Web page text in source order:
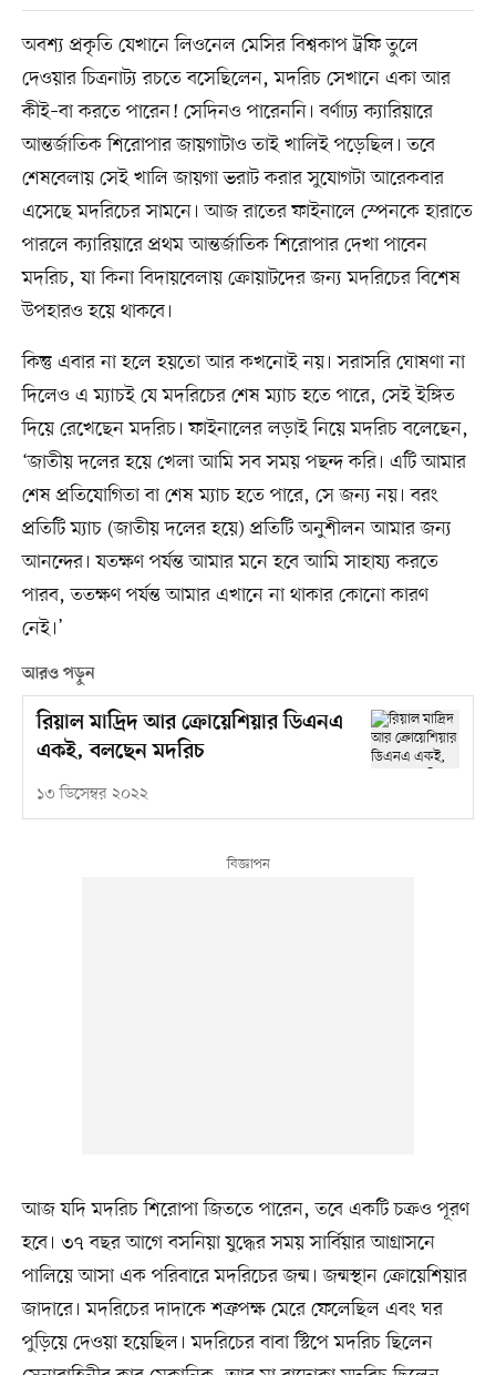
অবশ্য প্রকৃতি যেখানে লিওনেল মেসির বিশ্বকাপ ট্রফি তুলে
দেওয়ার চিত্রনাট্য রচতে বসেছিলেন, মদরিচ সেখানে একা আর
কীই–বা করতে পারেন! সেদিনও পারেননি। বর্ণাঢ্য ক্যারিয়ারে
আন্তর্জাতিক শিরোপার জায়গাটাও তাই খালিই পড়েছিল। তবে
শেষবেলায় সেই খালি জায়গা ভরাট করার সুযোগটা আরেকবার
এসেছে মদরিচের সামনে। আজ রাতের ফাইনালে স্পেনকে হারাতে
পারলে ক্যারিয়ারে প্রথম আন্তর্জাতিক শিরোপার দেখা পাবেন
মদরিচ, যা কিনা বিদায়বেলায় ক্রোয়াটদের জন্য মদরিচের বিশেষ
উপহারও হয়ে থাকবে।
কিন্তু এবার না হলে হয়তো আর কখনোই নয়। সরাসরি ঘোষণা না
দিলেও এ ম্যাচই যে মদরিচের শেষ ম্যাচ হতে পারে, সেই ইঙ্গিত
দিয়ে রেখেছেন মদরিচ। ফাইনালের লড়াই নিয়ে মদরিচ বলেছেন,
‘জাতীয় দলের হয়ে খেলা আমি সব সময় পছন্দ করি। এটি আমার
শেষ প্রতিযোগিতা বা শেষ ম্যাচ হতে পারে, সে জন্য নয়। বরং
প্রতিটি ম্যাচ (জাতীয় দলের হয়ে) প্রতিটি অনুশীলন আমার জন্য
আনন্দের। যতক্ষণ পর্যন্ত আমার মনে হবে আমি সাহায্য করতে
পারব, ততক্ষণ পর্যন্ত আমার এখানে না থাকার কোনো কারণ
নেই।’
আরও পড়ুন
রিয়াল মাদ্রিদ আর ক্রোয়েশিয়ার ডিএনএ
একই, বলছেন মদরিচ
১৩ ডিসেম্বর ২০২২
আজ যদি মদরিচ শিরোপা জিততে পারেন, তবে একটি চক্রও পূরণ
হবে। ৩৭ বছর আগে বসনিয়া যুদ্ধের সময় সার্বিয়ার আগ্রাসনে
পালিয়ে আসা এক পরিবারে মদরিচের জন্ম। জন্মস্থান ক্রোয়েশিয়ার
জাদারে। মদরিচের দাদাকে শত্রুপক্ষ মেরে ফেলেছিল এবং ঘর
পুড়িয়ে দেওয়া হয়েছিল। মদরিচের বাবা স্টিপে মদরিচ ছিলেন